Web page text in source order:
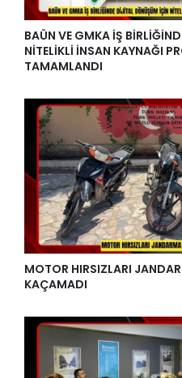
BAÜN VE GMKA İŞ
NİTELİKLİ İNSAN KAYNAĞI
TAMAMLANDI
MOTOR HIRSIZLARI
KAÇAMADI